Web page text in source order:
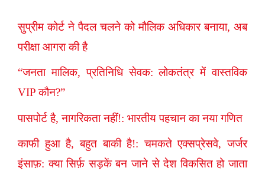
सुप्रीम कोर्ट ने पैदल चलने को मौलिक अधिकार बनाया, अब
परीक्षा आगरा की है
“जनता मालिक, प्रतिनिधि सेवक: लोकतंत्र में वास्तविक
VIP कौन?”
पासपोर्ट है, नागरिकता नहीं!: भारतीय पहचान का नया गणित
काफी हुआ है, बहुत बाकी है!: चमकते एक्सप्रेसवे, जर्जर
इंसाफ़: क्या सिर्फ़ सड़कें बन जाने से देश विकसित हो जाता